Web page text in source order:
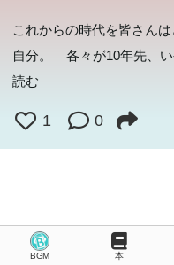
これからの時代を皆さん
自分。 各々が10年先、い
読む
1 0
BGM 本